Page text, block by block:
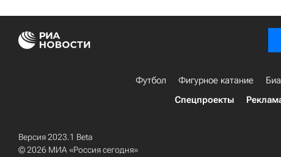
Футбол Фигурное катание
Спецпроекты
Версия 2023.1 Beta
© 2026 МИА «Россия сегодня»